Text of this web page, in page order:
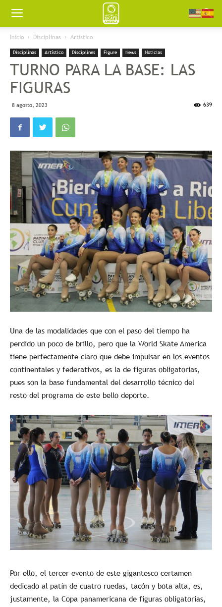
Worldskate
America
Inicio Disciplinas Artístico
Disciplinas Artístico Disciplines Figure News Noticias
TURNO PARA LA BASE: LAS
FIGURAS
8 agosto, 2023 639
Una de las modalidades que con el paso del tiempo ha
perdido un poco de brillo, pero que la World Skate America
tiene perfectamente claro que debe impulsar en los eventos
continentales y federativos, es la de figuras obligatorias,
pues son la base fundamental del desarrollo técnico del
resto del programa de este bello deporte.
Por ello, el tercer evento de este gigantesco certamen
dedicado al patín de cuatro ruedas, tacón y bota alta, es,
justamente, la Copa panamericana de figuras obligatorias,